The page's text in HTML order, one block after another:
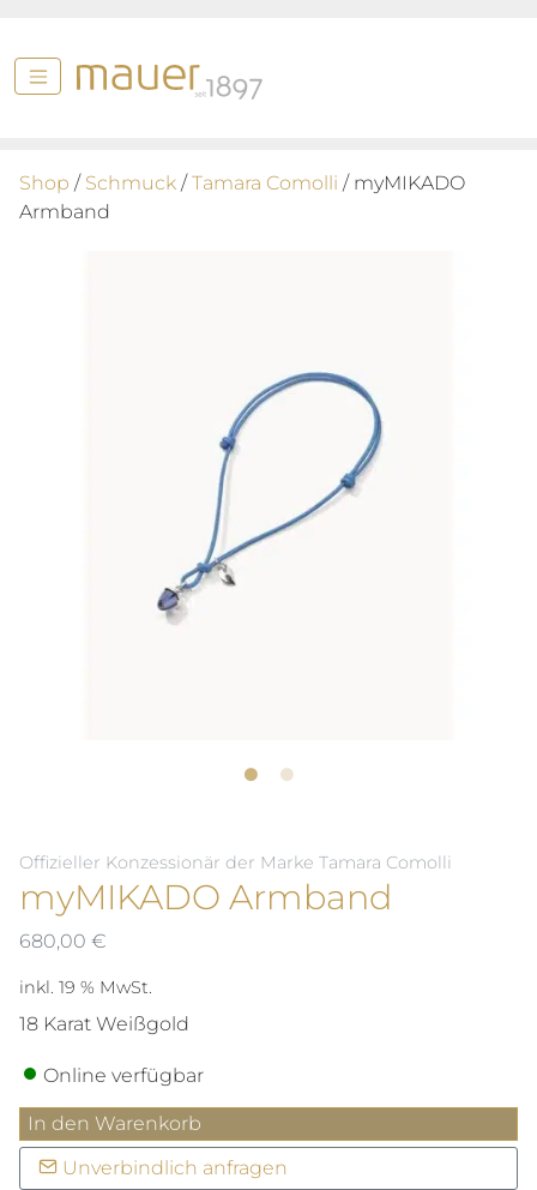
Shop / Schmuck /Tamara Comolli / myMIKADO
Armband
Offizieller Konzessionär der Marke Tamara Comolli
myMIKADO Armband
680,00 €
inkl. 19 % MwSt.
18 Karat Weißgold
Online verfügbar
myMIKADO
Armband
Menge
In den Warenkorb
Unverbindlich anfragen